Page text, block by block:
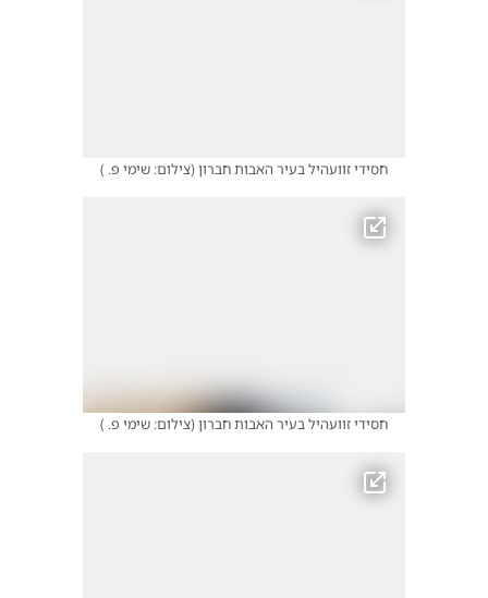
חסידי זוועהיל בעיר האבות חברון(צילום: שימי פ. )
חסידי זוועהיל בעיר האבות חברון(צילום: שימי פ. )